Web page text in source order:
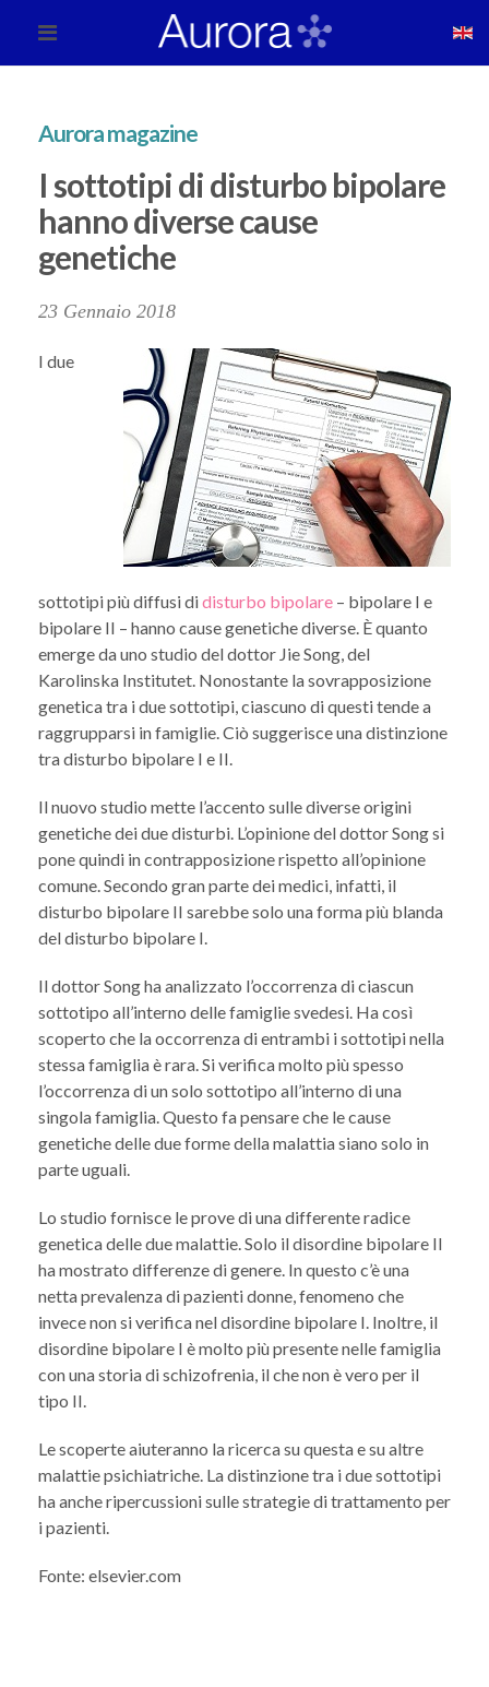
Aurora magazine
I sottotipi di disturbo bipolare
hanno diverse cause
genetiche
23 Gennaio 2018
I due
sottotipi più diffusi didisturbo bipolare – bipolare I e
bipolare II – hanno cause genetiche diverse. È quanto
emerge da uno studio del dottor Jie Song, del
Karolinska Institutet. Nonostante la sovrapposizione
genetica tra i due sottotipi, ciascuno di questi tende a
raggrupparsi in famiglie. Ciò suggerisce una distinzione
tra disturbo bipolare I e II.
Il nuovo studio mette l’accento sulle diverse origini
genetiche dei due disturbi. L’opinione del dottor Song si
pone quindi in contrapposizione rispetto all’opinione
comune. Secondo gran parte dei medici, infatti, il
disturbo bipolare II sarebbe solo una forma più blanda
del disturbo bipolare I.
Il dottor Song ha analizzato l’occorrenza di ciascun
sottotipo all’interno delle famiglie svedesi. Ha così
scoperto che la occorrenza di entrambi i sottotipi nella
stessa famiglia è rara. Si verifica molto più spesso
l’occorrenza di un solo sottotipo all’interno di una
singola famiglia. Questo fa pensare che le cause
genetiche delle due forme della malattia siano solo in
parte uguali.
Lo studio fornisce le prove di una differente radice
genetica delle due malattie. Solo il disordine bipolare II
ha mostrato differenze di genere. In questo c’è una
netta prevalenza di pazienti donne, fenomeno che
invece non si verifica nel disordine bipolare I. Inoltre, il
disordine bipolare I è molto più presente nelle famiglia
con una storia di schizofrenia, il che non è vero per il
tipo II.
Le scoperte aiuteranno la ricerca su questa e su altre
malattie psichiatriche. La distinzione tra i due sottotipi
ha anche ripercussioni sulle strategie di trattamento per
i pazienti.
Fonte: elsevier.com